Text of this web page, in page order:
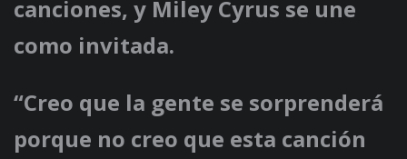
canciones, y Miley Cyrus se une
como invitada.
“Creo que la gente se sorprenderá
porque no creo que esta canción